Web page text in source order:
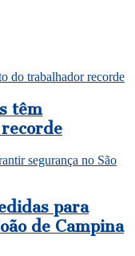
do trabalhador recorde
têm
segurança no São
para
de Campina